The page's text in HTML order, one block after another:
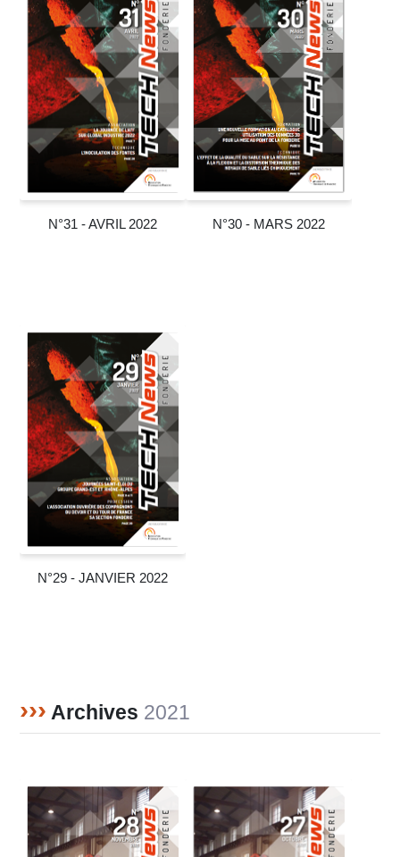
N°31 - AVRIL 2022 N°30 - MARS 2022
N°29 - JANVIER 2022
››› Archives 2021